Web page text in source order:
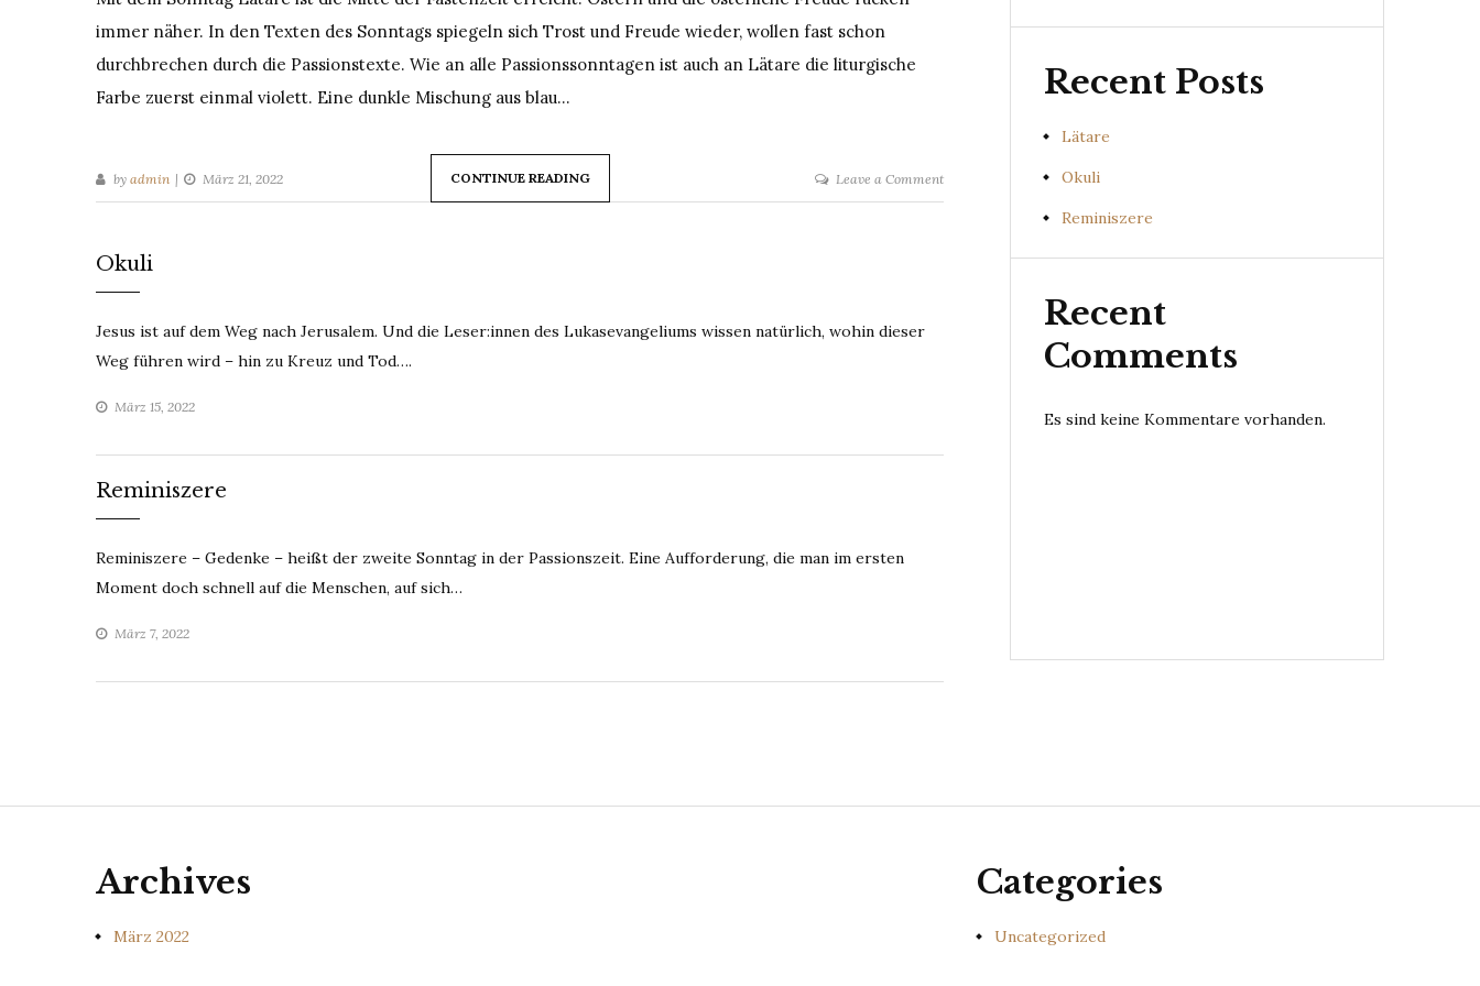
immer näher. In den Texten des Sonntags spiegeln sich Trost und Freude wieder, wollen fast schon
durchbrechen durch die Passionstexte. Wie an alle Passionssonntagen ist auch an Lätare die liturgische
Farbe zuerst einmal violett. Eine dunkle Mischung aus blau…
by admin März 21, 2022 CONTINUE READING Leave a Commenton
Lätare
Okuli
Jesus ist auf dem Weg nach Jerusalem. Und die Leser:innen des Lukasevangeliums wissen natürlich, wohin dieser
Weg führen wird – hin zu Kreuz und Tod….
März 15, 2022
Reminiszere
Reminiszere – Gedenke – heißt der zweite Sonntag in der Passionszeit. Eine Aufforderung, die man im ersten
Moment doch schnell auf die Menschen, auf sich…
März 7, 2022
Recent Posts
Lätare
Okuli
Reminiszere
Recent
Comments
Es sind keine Kommentare vorhanden.
Archives
März 2022
Categories
Uncategorized